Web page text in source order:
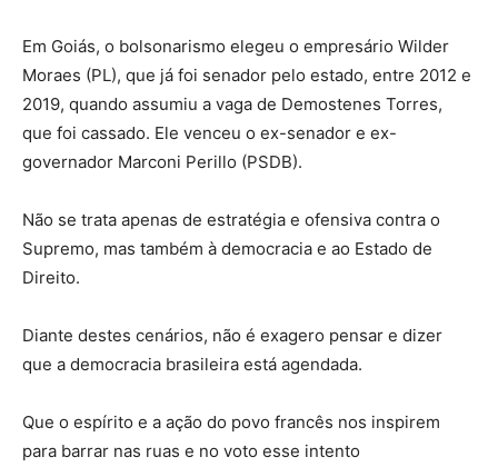
Em Goiás, o bolsonarismo elegeu o empresário Wilder
Moraes (PL), que já foi senador pelo estado, entre 2012 e
2019, quando assumiu a vaga de Demostenes Torres,
que foi cassado. Ele venceu o ex-senador e ex-
governador Marconi Perillo (PSDB).
Não se trata apenas de estratégia e ofensiva contra o
Supremo, mas também à democracia e ao Estado de
Direito.
Diante destes cenários, não é exagero pensar e dizer
que a democracia brasileira está agendada.
Que o espírito e a ação do povo francês nos inspirem
para barrar nas ruas e no voto esse intento